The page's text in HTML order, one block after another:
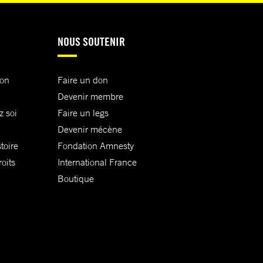
soi
NOUS SOUTENIR
Faire un don
Devenir membre
Faire un legs
Devenir mécène
Fondation Amnesty
International France
Boutique